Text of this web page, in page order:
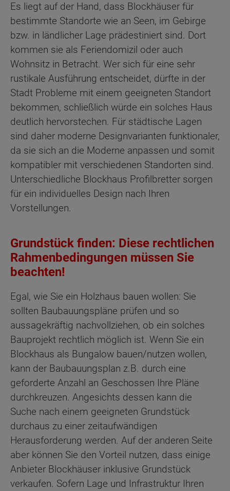
Es liegt auf der Hand, dass Blockhäuser für
bestimmte Standorte wie an Seen, im Gebirge
bzw. in ländlicher Lage prädestiniert sind. Dort
kommen sie als Feriendomizil oder auch
Wohnsitz in Betracht. Wer sich für eine sehr
rustikale Ausführung entscheidet, dürfte in der
Stadt Probleme mit einem geeigneten Standort
bekommen, schließlich würde ein solches Haus
deutlich hervorstechen. Für städtische Lagen
sind daher moderne Designvarianten funktionaler,
da sie sich an die Moderne anpassen und somit
kompatibler mit verschiedenen Standorten sind.
Unterschiedliche Blockhaus Profilbretter sorgen
für ein individuelles Design nach Ihren
Vorstellungen.
Grundstück finden: Diese rechtlichen
Rahmenbedingungen müssen Sie
beachten!
Egal, wie Sie ein Holzhaus bauen wollen: Sie
sollten Baubauungspläne prüfen und so
aussagekräftig nachvollziehen, ob ein solches
Bauprojekt rechtlich möglich ist. Wenn Sie ein
Blockhaus als Bungalow bauen/nutzen wollen,
kann der Baubauungsplan z.B. durch eine
geforderte Anzahl an Geschossen Ihre Pläne
durchkreuzen. Angesichts dessen kann die
Suche nach einem geeigneten Grundstück
durchaus zu einer zeitaufwändigen
Herausforderung werden. Auf der anderen Seite
aber können Sie den Vorteil nutzen, dass einige
Anbieter Blockhäuser inklusive Grundstück
verkaufen. Sofern Lage und Infrastruktur Ihren